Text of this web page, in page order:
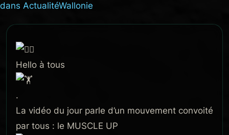
dans ActualitéWallonie
Hello à tous
.
La vidéo du jour parle d’un mouvement convoité
par tous : le MUSCLE UP